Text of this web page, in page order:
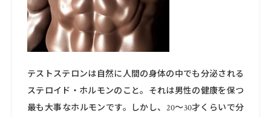
テストステロンは自然に人間の身体の中でも分泌される
ステロイド・ホルモンのこと。それは男性の健康を保つ
最も大事なホルモンです。しかし、20〜30才くらいで分